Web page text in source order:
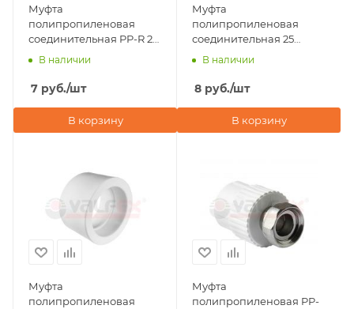
Муфта
полипропиленовая
соединительная PP-R 25
PRO Valfex
В наличии
7 руб./шт
В корзину
Муфта
полипропиленовая
соединительная 25
Valfex, белая
В наличии
8 руб./шт
В корзину
Муфта
полипропиленовая
Муфта
полипропиленовая PP-